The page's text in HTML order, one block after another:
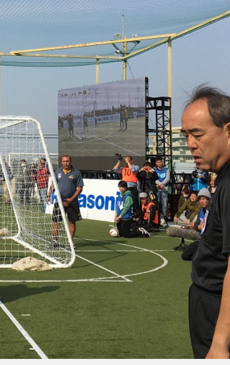
グルメ
トラベル
サッカー
PEOPLE
ビジネス
コラム